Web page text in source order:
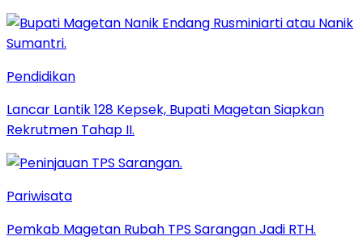
Pendidikan
Lancar Lantik 128 Kepsek, Bupati Magetan Siapkan
Rekrutmen Tahap II.
Pariwisata
Pemkab Magetan Rubah TPS Sarangan Jadi RTH.